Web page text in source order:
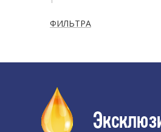
ФИЛЬТРА